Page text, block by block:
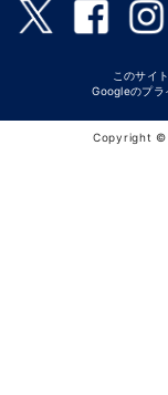
このサイ
Googleのプラ
Copyright ©